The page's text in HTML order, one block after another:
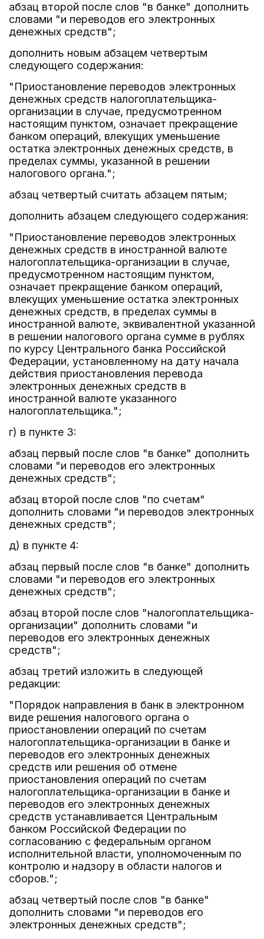
абзац второй после слов "в банке" дополнить
словами "и переводов его электронных
денежных средств";
дополнить новым абзацем четвертым
следующего содержания:
"Приостановление переводов электронных
денежных средств налогоплательщика-
организации в случае, предусмотренном
настоящим пунктом, означает прекращение
банком операций, влекущих уменьшение
остатка электронных денежных средств, в
пределах суммы, указанной в решении
налогового органа.";
абзац четвертый считать абзацем пятым;
дополнить абзацем следующего содержания:
"Приостановление переводов электронных
денежных средств в иностранной валюте
налогоплательщика-организации в случае,
предусмотренном настоящим пунктом,
означает прекращение банком операций,
влекущих уменьшение остатка электронных
денежных средств, в пределах суммы в
иностранной валюте, эквивалентной указанной
в решении налогового органа сумме в рублях
по курсу Центрального банка Российской
Федерации, установленному на дату начала
действия приостановления перевода
электронных денежных средств в
иностранной валюте указанного
налогоплательщика.";
г) в пункте 3:
абзац первый после слов "в банке" дополнить
словами "и переводов его электронных
денежных средств";
абзац второй после слов "по счетам"
дополнить словами "и переводов электронных
денежных средств";
д) в пункте 4:
абзац первый после слов "в банке" дополнить
словами "и переводов его электронных
денежных средств";
абзац второй после слов "налогоплательщика-
организации" дополнить словами "и
переводов его электронных денежных
средств";
абзац третий изложить в следующей
редакции:
"Порядок направления в банк в электронном
виде решения налогового органа о
приостановлении операций по счетам
налогоплательщика-организации в банке и
переводов его электронных денежных
средств или решения об отмене
приостановления операций по счетам
налогоплательщика-организации в банке и
переводов его электронных денежных
средств устанавливается Центральным
банком Российской Федерации по
согласованию с федеральным органом
исполнительной власти, уполномоченным по
контролю и надзору в области налогов и
сборов.";
абзац четвертый после слов "в банке"
дополнить словами "и переводов его
электронных денежных средств";